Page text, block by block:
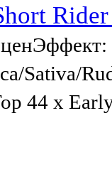
Sativa/
44 x